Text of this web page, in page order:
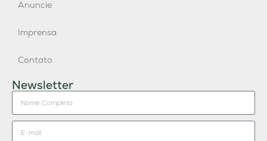
Anuncie
Imprensa
Contato
Newsletter